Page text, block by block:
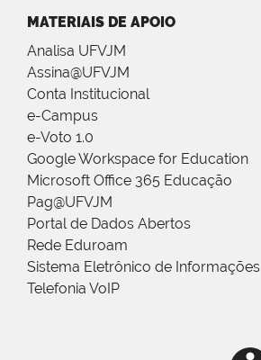
MATERIAIS DE APOIO
Analisa UFVJM
Assina@UFVJM
Conta Institucional
e-Campus
e-Voto 1.0
Google Workspace for Education
Microsoft Office 365 Educação
Pag@UFVJM
Portal de Dados Abertos
Rede Eduroam
Sistema Eletrônico de Informações
Telefonia VoIP